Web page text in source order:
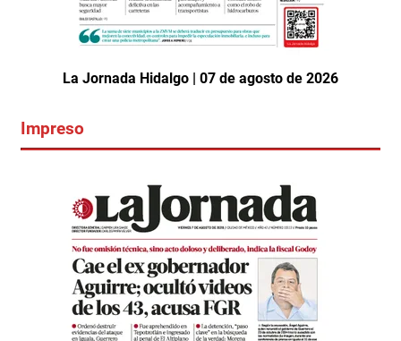
La Jornada Hidalgo | 07 de agosto de 2026
Impreso